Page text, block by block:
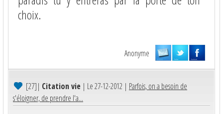
choix.
Anonyme
[27]| Citation vie | Le 27-12-2012 | Parfois, on a besoin de
s'éloigner, de prendre l'a...